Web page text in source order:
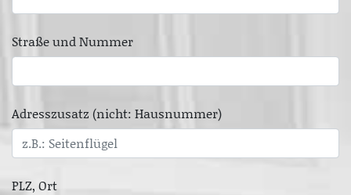
Straße und Nummer
Adresszusatz (nicht: Hausnummer)
PLZ, Ort